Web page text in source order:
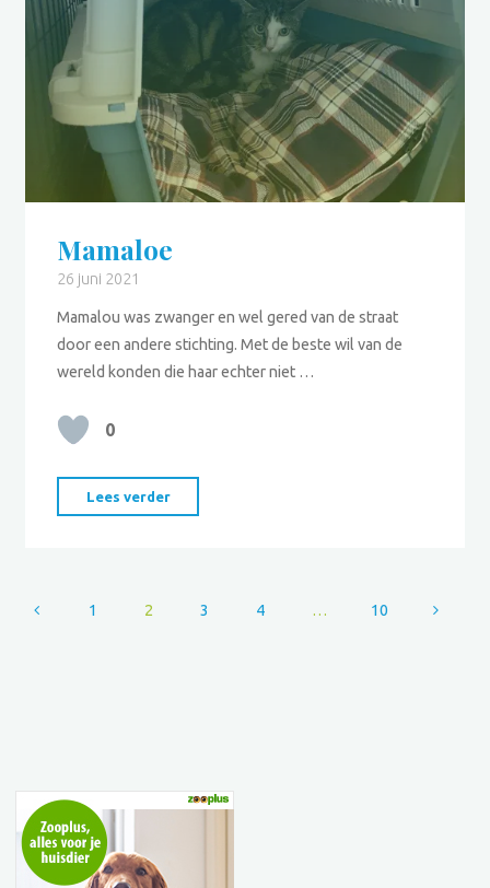
Mamaloe
26 juni 2021
Mamalou was zwanger en wel gered van de straat
door een andere stichting. Met de beste wil van de
wereld konden die haar echter niet …
0
Lees verder
1 2 3 4 … 10